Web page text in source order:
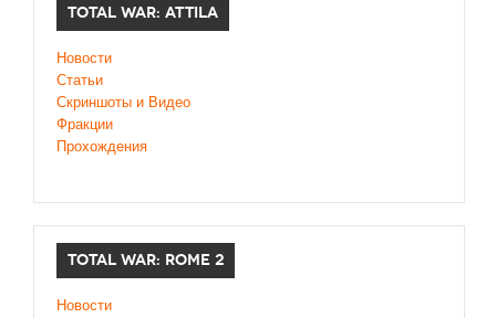
TOTAL WAR: ATTILA
Новости
Статьи
Скриншоты и Видео
Фракции
Прохождения
TOTAL WAR: ROME 2
Новости